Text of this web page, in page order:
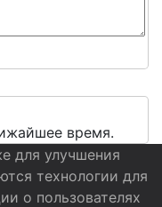
время.
для улучшения
технологии для
о пользователях